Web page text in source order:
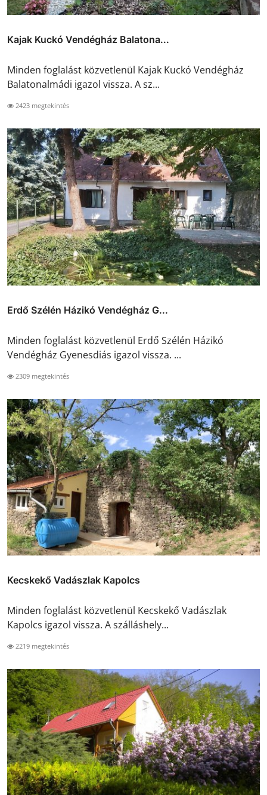
Kajak Kuckó Vendégház Balatona...
Minden foglalást közvetlenül Kajak Kuckó Vendégház
Balatonalmádi igazol vissza. A sz...
2423 megtekintés
Erdő Szélén Házikó Vendégház G...
Minden foglalást közvetlenül Erdő Szélén Házikó
Vendégház Gyenesdiás igazol vissza. ...
2309 megtekintés
Kecskekő Vadászlak Kapolcs
Minden foglalást közvetlenül Kecskekő Vadászlak
Kapolcs igazol vissza. A szálláshely...
2219 megtekintés